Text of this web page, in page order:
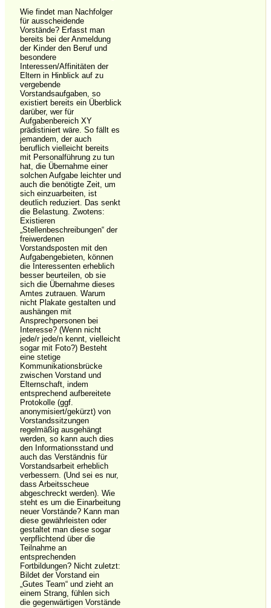
Wie findet man Nachfolger
für ausscheidende
Vorstände? Erfasst man
bereits bei der Anmeldung
der Kinder den Beruf und
besondere
Interessen/Affinitäten der
Eltern in Hinblick auf zu
vergebende
Vorstandsaufgaben, so
existiert bereits ein Überblick
darüber, wer für
Aufgabenbereich XY
prädistiniert wäre. So fällt es
jemandem, der auch
beruflich vielleicht bereits
mit Personalführung zu tun
hat, die Übernahme einer
solchen Aufgabe leichter und
auch die benötigte Zeit, um
sich einzuarbeiten, ist
deutlich reduziert. Das senkt
die Belastung. Zwotens:
Existieren
„Stellenbeschreibungen“ der
freiwerdenen
Vorstandsposten mit den
Aufgabengebieten, können
die Interessenten erheblich
besser beurteilen, ob sie
sich die Übernahme dieses
Amtes zutrauen. Warum
nicht Plakate gestalten und
aushängen mit
Ansprechpersonen bei
Interesse? (Wenn nicht
jede/r jede/n kennt, vielleicht
sogar mit Foto?) Besteht
eine stetige
Kommunikationsbrücke
zwischen Vorstand und
Elternschaft, indem
entsprechend aufbereitete
Protokolle (ggf.
anonymisiert/gekürzt) von
Vorstandssitzungen
regelmäßig ausgehängt
werden, so kann auch dies
den Informationsstand und
auch das Verständnis für
Vorstandsarbeit erheblich
verbessern. (Und sei es nur,
dass Arbeitsscheue
abgeschreckt werden). Wie
steht es um die Einarbeitung
neuer Vorstände? Kann man
diese gewährleisten oder
gestaltet man diese sogar
verpflichtend über die
Teilnahme an
entsprechenden
Fortbildungen? Nicht zuletzt:
Bildet der Vorstand ein
„Gutes Team“ und zieht an
einem Strang, fühlen sich
die gegenwärtigen Vorstände